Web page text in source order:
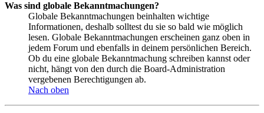
Was sind globale Bekanntmachungen?
Globale Bekanntmachungen beinhalten wichtige
Informationen, deshalb solltest du sie so bald wie möglich
lesen. Globale Bekanntmachungen erscheinen ganz oben in
jedem Forum und ebenfalls in deinem persönlichen Bereich.
Ob du eine globale Bekanntmachung schreiben kannst oder
nicht, hängt von den durch die Board-Administration
vergebenen Berechtigungen ab.
Nach oben